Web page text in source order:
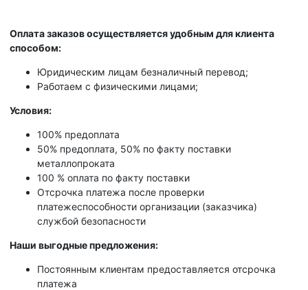
Оплата заказов осуществляется удобным для клиента
способом:
Юридическим лицам безналичный перевод;
Работаем с физическими лицами;
Условия:
100% предоплата
50% предоплата, 50% по факту поставки
металлопроката
100 % оплата по факту поставки
Отсрочка платежа после проверки
платежеспособности организации (заказчика)
службой безопасности
Наши выгодные предложения:
Постоянным клиентам предоставляется отсрочка
платежа